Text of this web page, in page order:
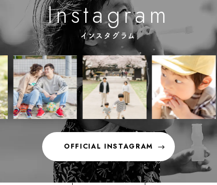
Instagram
インスタグラム
OFFICIAL INSTAGRAM
OFFICIAL INSTAGRAM